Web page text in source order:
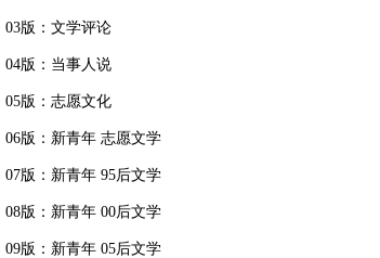
03版：文学评论
04版：当事人说
05版：志愿文化
06版：新青年 志愿文学
07版：新青年 95后文学
08版：新青年 00后文学
09版：新青年 05后文学